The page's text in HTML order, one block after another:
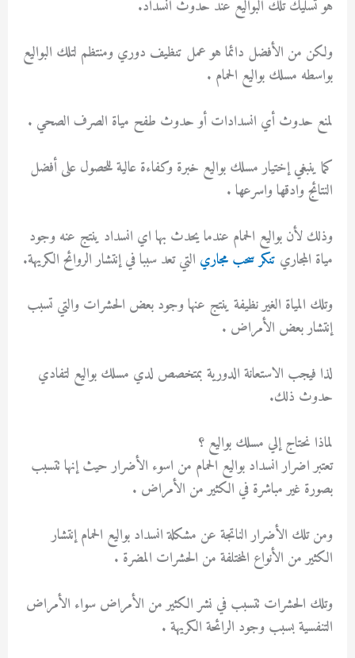
هو تسليك تلك البواليع عند حدوث انسداد.
ولكن من الأفضل دائما هو عمل تنظيف دوري ومنتظم لتلك البواليع
بواسطه مسلك بواليع الحمام .
لمنع حدوث أي انسدادات أو حدوث طفح مياة الصرف الصحي .
كما ينبغي إختيار مسلك بواليع خبرة وكفاءة عالية للحصول على أفضل
النتائج وادقها واسرعها .
وذلك لأن بواليع الحمام عندما يحدث بها اي انسداد ينتج عنه وجود
مياة المجاري تنكر سحب مجاري التي تعد سببا في إنتشار الروائح الكريهة.
وتلك المياة الغير نظيفة ينتج عنها وجود بعض الحشرات والتي تسبب
إنتشار بعض الأمراض .
لذا فيجب الاستعانة الدورية بمتخصص لدي مسلك بواليع لتفادي
حدوث ذلك.
لماذا نحتاج إلي مسلك بواليع ؟
تعتبر اضرار انسداد بواليع الحمام من اسوء الأضرار حيث إنها تتسبب
بصورة غير مباشرة في الكثير من الأمراض .
ومن تلك الأضرار الناتجة عن مشكلة انسداد بواليع الحمام إنتشار
الكثير من الأنواع المختلفة من الحشرات المضرة .
وتلك الحشرات تتسبب في نشر الكثير من الأمراض سواء الأمراض
التنفسية بسبب وجود الرائحة الكريهة .